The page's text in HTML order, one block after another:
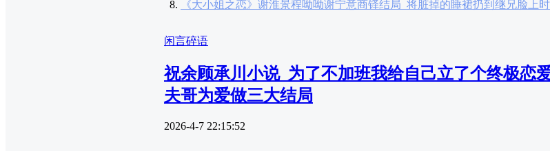
《大小姐之恋》谢淮景程呦呦谢宁意商铎结局_将脏掉的睡裙扔到继兄脸上
闲言碎语
祝余顾承川小说_为了不加班我给自己立了个终极恋
夫哥为爱做三大结局
2026-4-7 22:15:52